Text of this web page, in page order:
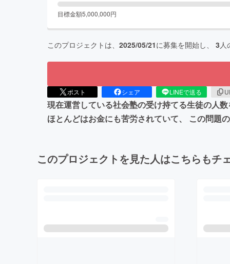
目標金額5,000,000円
このプロジェクトは、 2025/05/21に募集を開始し、 3人
ポスト シェア LINEで送る
現在運営している社会塾の受け持てる生徒の人
ほとんどはお金にも苦労されていて、 この問題
このプロジェクトを見た人はこちらもチ